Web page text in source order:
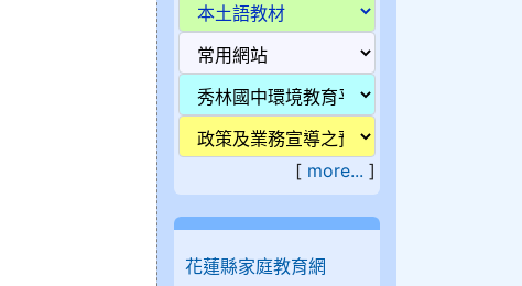
[ more... ]
花蓮縣家庭教育網